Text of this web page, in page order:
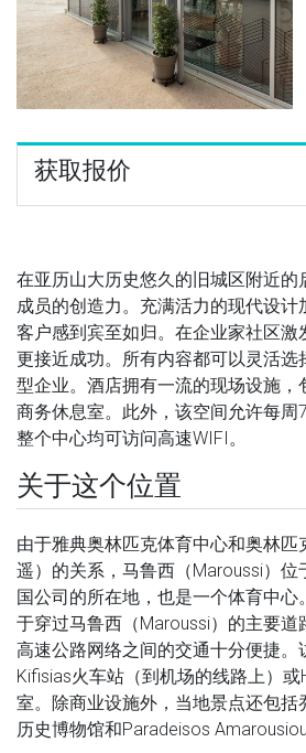
获取报价
在亚历山大历史悠久的旧城区附近的
成员的创造力。充满活力的现代设计
客户感到宾至如归。在企业家社区激
更接近成功。所有内容都可以灵活选
型企业。酒店拥有一流的现场设施，
商务休息室。此外，该空间允许每周
整个中心均可访问高速WIFI。
关于这个位置
由于雅典奥林匹克体育中心和奥林匹
遥）的关系，马鲁西（Maroussi）位
国公司的所在地，也是一个体育中心
于穿过马鲁西（Maroussi）的主要道
高速公路网络之间的交通十分便捷。
Kifisias火车站（到机场的线路上）或
室。除商业设施外，当地景点还包括
历史博物馆和Paradeisos Amarousiou